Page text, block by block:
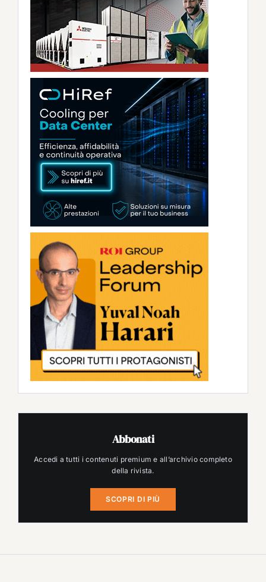
Abbonati
Accedi a tutti i contenuti premium e all’archivio completo
della rivista.
SCOPRI DI PIÙ